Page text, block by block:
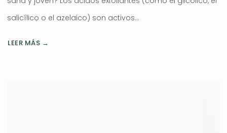
salicílico o el azelaico) son activos…
LEER MÁS →